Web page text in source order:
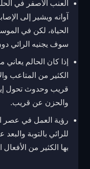
العنب الأصفر في
آوانه ويشير إلى
الحياة، لكن في
سوف يجنيه الرائي
إذا كان الحالم
الكثير من المتاعب
قريب وحدوث تحول
والحزن عن قريب.
رؤية العمل في عصر
للرائي بالتوبة
بها الكثير من الأفعال